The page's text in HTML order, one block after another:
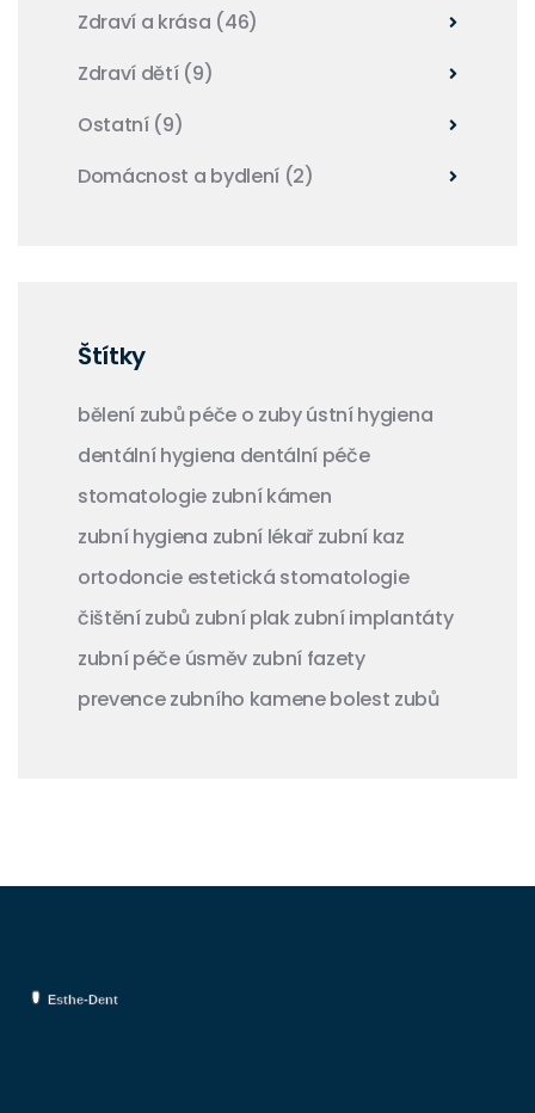
Zdraví a krása (46)
Zdraví dětí (9)
Ostatní (9)
Domácnost a bydlení (2)
Štítky
bělení zubů péče o zubyústní hygiena
dentální hygiena dentální péče
stomatologie zubní kámen
zubní hygiena zubní lékař zubní kaz
ortodoncie estetická stomatologie
čištění zubů zubní plak zubní implantáty
zubní péče úsměv zubní fazety
prevence zubního kamenebolest zubů